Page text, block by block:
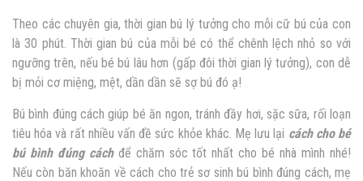
Theo các chuyên gia, thời gian bú lý tưởng cho mỗi cữ bú của con
là 30 phút. Thời gian bú của mỗi bé có thể chênh lệch nhỏ so với
ngưỡng trên, nếu bé bú lâu hơn (gấp đôi thời gian lý tưởng), con dễ
bị mỏi cơ miệng, mệt, dần dần sẽ sợ bú đó ạ!
Bú bình đúng cách giúp bé ăn ngon, tránh đầy hơi, sặc sữa, rối loạn
tiêu hóa và rất nhiều vấn đề sức khỏe khác. Mẹ lưu lại cách cho bé
bú bình đúng cáchđể chăm sóc tốt nhất cho bé nhà mình nhé!
Nếu còn băn khoăn về cách cho trẻ sơ sinh bú bình đúng cách, mẹ